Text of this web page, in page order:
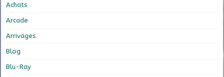
Achats
Arcade
Arrivages
Blog
Blu-Ray